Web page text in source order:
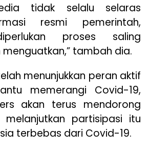
tidak selalu selaras
resmi pemerintah,
proses saling
tambah dia.
menunjukkan peran aktif
memerangi Covid-19,
akan terus mendorong
partisipasi itu
terbebas dari Covid-19.